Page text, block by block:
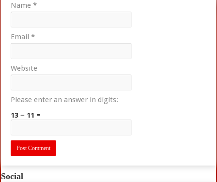
Name*
Email*
Website
Please enter an answer in digits:
13 − 11 =
Social